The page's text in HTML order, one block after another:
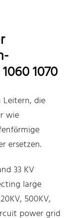
1070
Leitern, die
wie
ersetzen.
33 KV
large
500KV,
power grid